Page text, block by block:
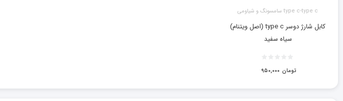
type c-type c سامسونگ و شیاومی
کابل شارژ دوسر type c (اصل ویتنام)
سیاه سفید
۹۵۰,۰۰۰ تومان